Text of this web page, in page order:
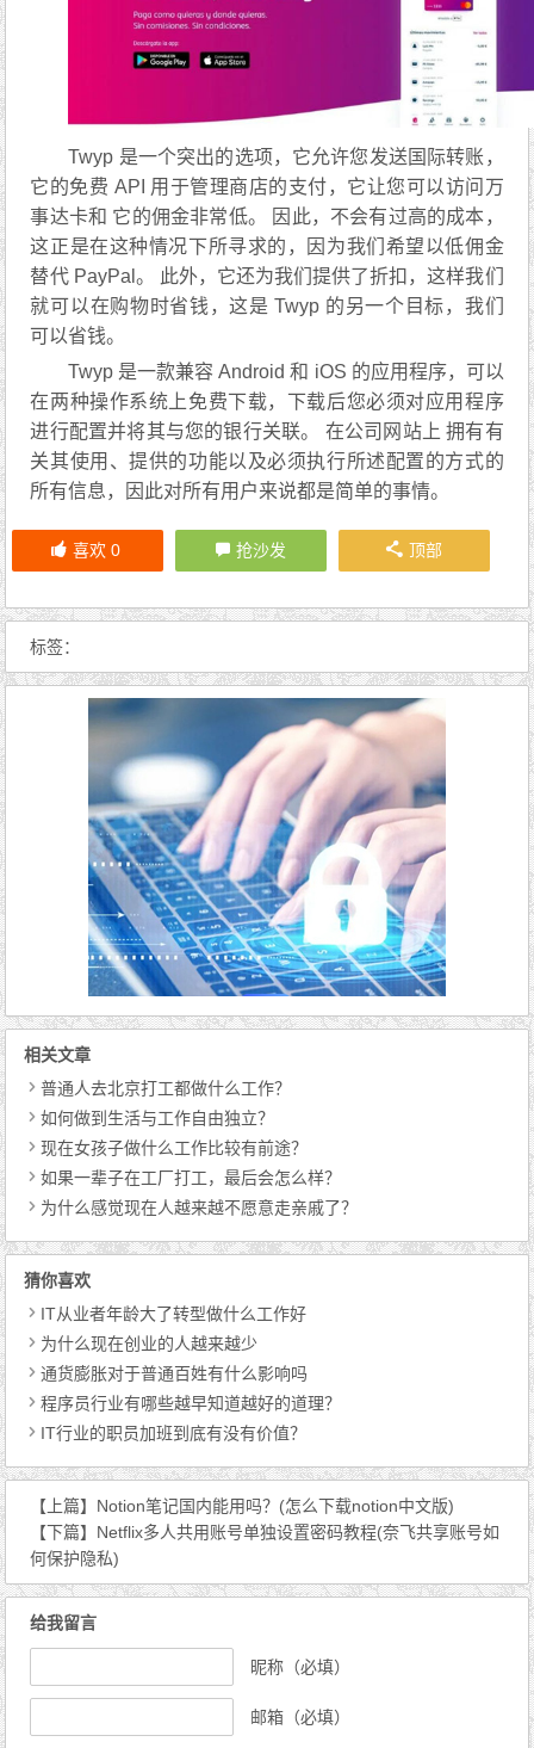
Twyp 是一个突出的选项，它允许您发送国际转账，
它的免费 API 用于管理商店的支付，它让您可以访问万
事达卡和 它的佣金非常低。 因此，不会有过高的成本，
这正是在这种情况下所寻求的，因为我们希望以低佣金
替代 PayPal。 此外，它还为我们提供了折扣，这样我们
就可以在购物时省钱，这是 Twyp 的另一个目标，我们
可以省钱。
Twyp 是一款兼容 Android 和 iOS 的应用程序，可以
在两种操作系统上免费下载，下载后您必须对应用程序
进行配置并将其与您的银行关联。 在公司网站上 拥有有
关其使用、提供的功能以及必须执行所述配置的方式的
所有信息，因此对所有用户来说都是简单的事情。
喜欢 0 抢沙发 顶部
标签：
相关文章
普通人去北京打工都做什么工作？
如何做到生活与工作自由独立？
现在女孩子做什么工作比较有前途？
如果一辈子在工厂打工，最后会怎么样？
为什么感觉现在人越来越不愿意走亲戚了？
猜你喜欢
IT从业者年龄大了转型做什么工作好
为什么现在创业的人越来越少
通货膨胀对于普通百姓有什么影响吗
程序员行业有哪些越早知道越好的道理？
IT行业的职员加班到底有没有价值？
【上篇】 Notion笔记国内能用吗？(怎么下载notion中文版)
【下篇】 Netflix多人共用账号单独设置密码教程(奈飞共享账号如
何保护隐私)
给我留言
昵称（必填）
邮箱（必填）